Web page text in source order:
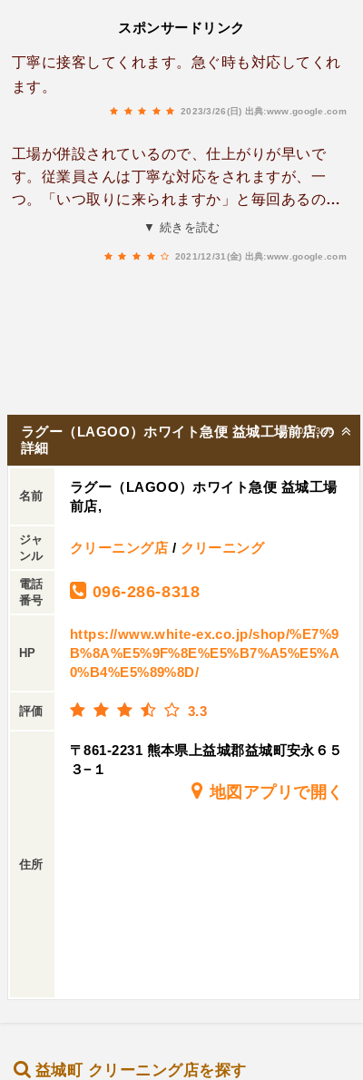
スポンサードリンク
丁寧に接客してくれます。急ぐ時も対応してくれ
ます。
2023/3/26(日) 出典:www.google.com
工場が併設されているので、仕上がりが早いで
す。従業員さんは丁寧な対応をされますが、一
つ。「いつ取りに来られますか」と毎回あるので
すが、その前にいつ仕上がるかを教えていただき
▼ 続きを読む
2021/12/31(金) 出典:www.google.com
2025/3/26
ラグー（LAGOO）ホワイト急便 益城工場前店,の
詳細
名前
ラグー（LAGOO）ホワイト急便 益城工場
前店,
ジャ
ンル
クリーニング店 / クリーニング
電話
番号
096-286-8318
HP
https://www.white-ex.co.jp/shop/%E7%9
B%8A%E5%9F%8E%E5%B7%A5%E5%A
0%B4%E5%89%8D/
評価 3.3
住所
〒861-2231 熊本県上益城郡益城町安永６５
３−１
地図アプリで開く
益城町 クリーニング店を探す